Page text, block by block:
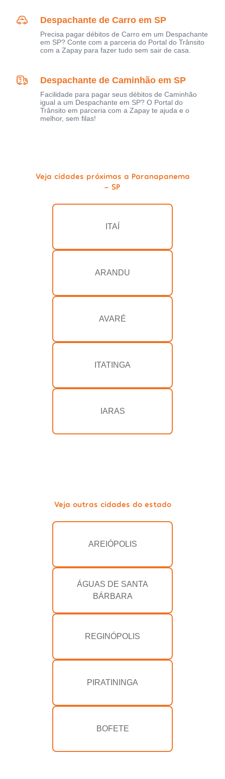
Despachante de Carro em SP
Precisa pagar débitos de Carro em um Despachante
em SP? Conte com a parceria do Portal do Trânsito
com a Zapay para fazer tudo sem sair de casa.
Despachante de Caminhão em SP
Facilidade para pagar seus débitos de Caminhão
igual a um Despachante em SP? O Portal do
Trânsito em parceria com a Zapay te ajuda e o
melhor, sem filas!
Veja cidades próximas a Paranapanema
- SP
ITAÍ
ARANDU
AVARÉ
ITATINGA
IARAS
Veja outras cidades do estado
AREIÓPOLIS
ÁGUAS DE SANTA
BÁRBARA
REGINÓPOLIS
PIRATININGA
BOFETE